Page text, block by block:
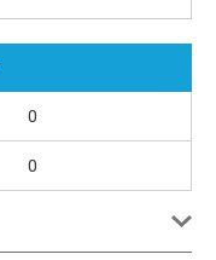
0
0